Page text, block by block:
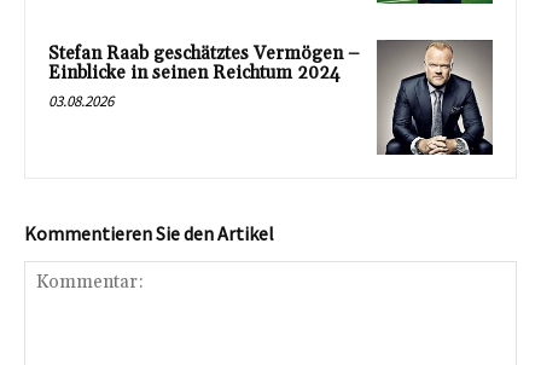
Stefan Raab geschätztes Vermögen –
Einblicke in seinen Reichtum 2024
03.08.2026
Kommentieren Sie den Artikel